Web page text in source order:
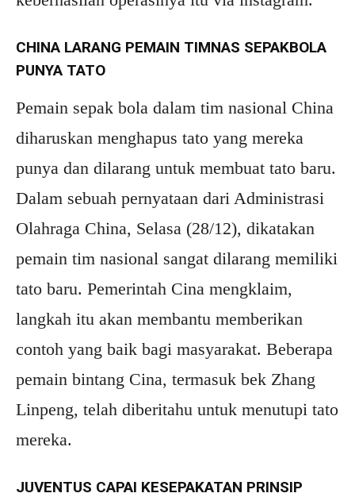
CHINA LARANG PEMAIN TIMNAS SEPAKBOLA
PUNYA TATO
Pemain sepak bola dalam tim nasional China
diharuskan menghapus tato yang mereka
punya dan dilarang untuk membuat tato baru.
Dalam sebuah pernyataan dari Administrasi
Olahraga China, Selasa (28/12), dikatakan
pemain tim nasional sangat dilarang memiliki
tato baru. Pemerintah Cina mengklaim,
langkah itu akan membantu memberikan
contoh yang baik bagi masyarakat. Beberapa
pemain bintang Cina, termasuk bek Zhang
Linpeng, telah diberitahu untuk menutupi tato
mereka.
JUVENTUS CAPAI KESEPAKATAN PRINSIP